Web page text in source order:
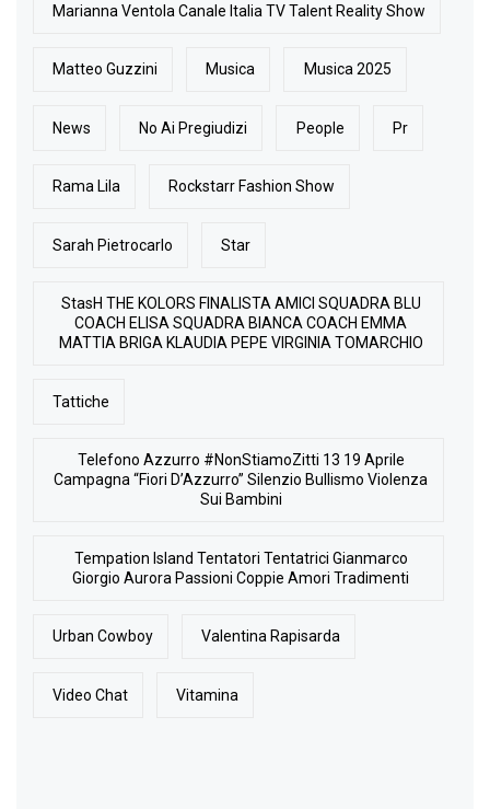
Marianna Ventola Canale Italia TV Talent Reality Show
Matteo Guzzini Musica Musica 2025
News No Ai Pregiudizi People Pr
Rama Lila Rockstarr Fashion Show
Sarah Pietrocarlo Star
StasH THE KOLORS FINALISTA AMICI SQUADRA BLU
COACH ELISA SQUADRA BIANCA COACH EMMA
MATTIA BRIGA KLAUDIA PEPE VIRGINIA TOMARCHIO
Tattiche
Telefono Azzurro #NonStiamoZitti 13 19 Aprile
Campagna “Fiori D’Azzurro” Silenzio Bullismo Violenza
Sui Bambini
Tempation Island Tentatori Tentatrici Gianmarco
Giorgio Aurora Passioni Coppie Amori Tradimenti
Urban Cowboy Valentina Rapisarda
Video Chat Vitamina